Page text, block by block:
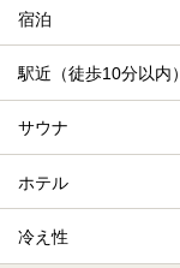
宿泊
駅近（徒歩10分以内）
サウナ
ホテル
冷え性